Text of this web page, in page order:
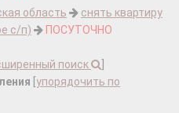
область
снять квартиру
с/п)
ПОСУТОЧНО
поиск
упорядочить по